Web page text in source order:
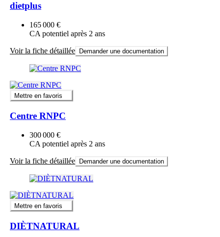
dietplus
165 000 €
CA potentiel après 2 ans
Voir la fiche détaillée Demander une documentation
Mettre en favoris
Centre RNPC
300 000 €
CA potentiel après 2 ans
Voir la fiche détaillée Demander une documentation
Mettre en favoris
DIÈTNATURAL